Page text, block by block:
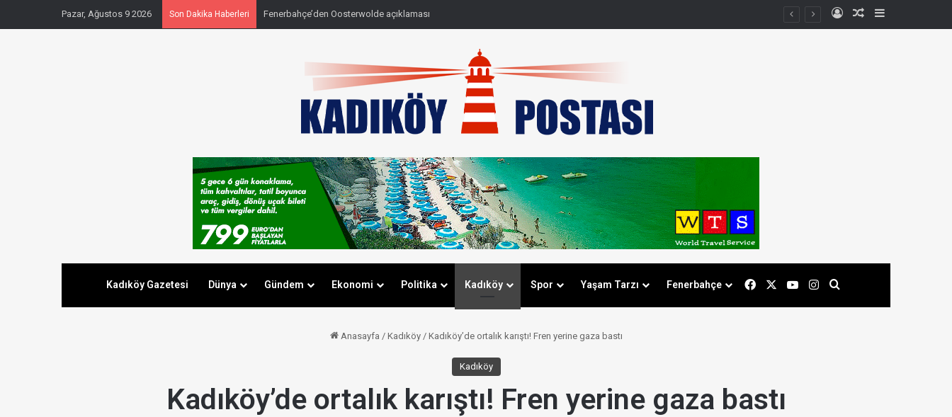
Pazar, Ağustos 9 2026 Son Dakika Haberleri Fenerbahçe’den Oosterwolde açıklaması Kayıt OlRastgele Makale
Kadıköy Gazetesi Dünya Gündem Ekonomi Politika Kadıköy Spor Yaşam Tarzı Fenerbahçe FacebookYouTubeInstagram
Anasayfa / Kadıköy / Kadıköy’de ortalık karıştı! Fren yerine gaza bastı
Kadıköy
Kadıköy’de ortalık karıştı! Fren yerine gaza bastı